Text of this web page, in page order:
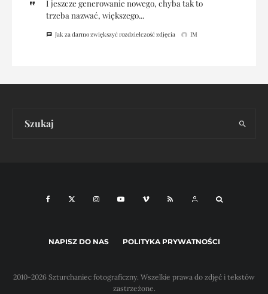
I jeszcze generowanie nowego, chyba tak to
trzeba nazwać, większego...
Jak za darmo zwiększyć rozdzielczość zdjęcia IM
NAPISZ DO NAS POLITYKA PRYWATNOŚCI
2010-2026 Szturchaniec fotograficzny. Wszelkie prawa do zdjęć i tekstów
zastrzeżone.